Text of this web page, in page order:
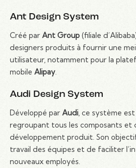
Ant Design System
Créé par Ant Group (filiale
designers produits à fournir une
utilisateur, notamment pour la
mobile Alipay.
Audi Design System
Développé par Audi, ce système
regroupant tous les composants et
développement produit. Son
travail des équipes et de faciliter
nouveaux employés.